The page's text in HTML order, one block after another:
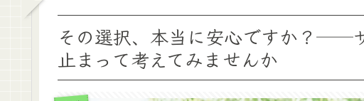
その選択、本当に安心ですか？──
止まって考えてみませんか